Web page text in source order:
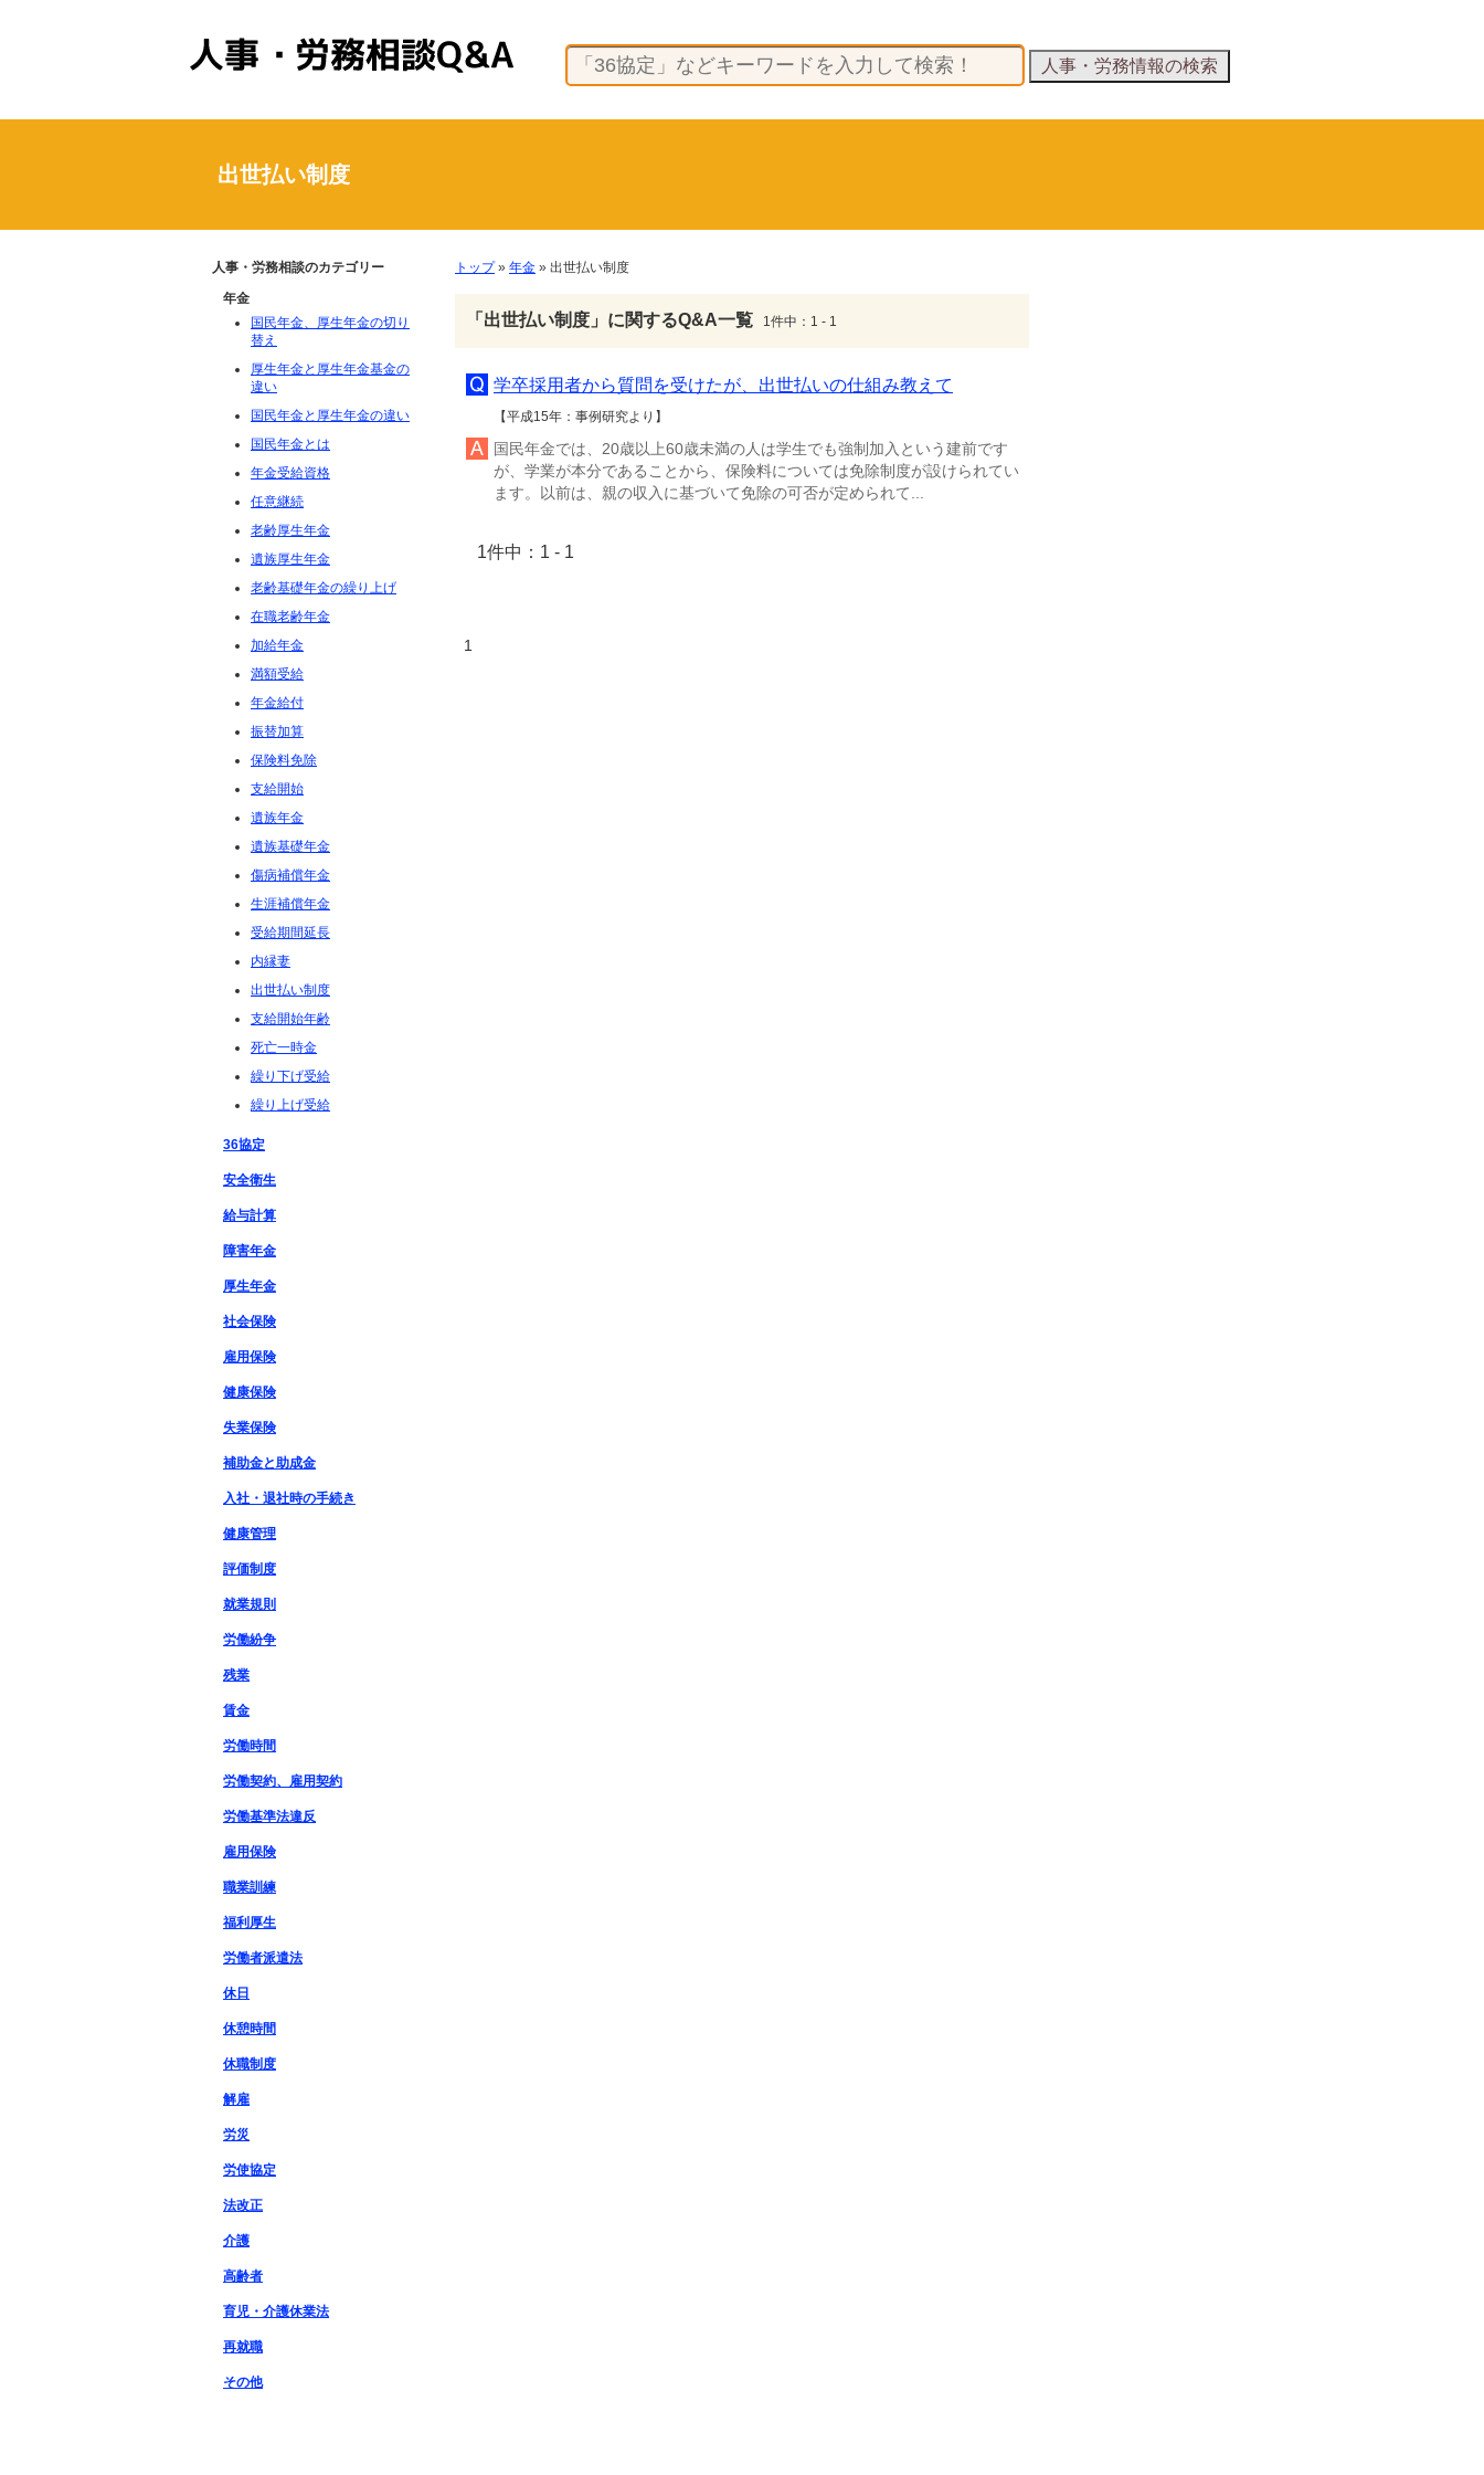
出世払い制度
人事・労務相談Q&A
トップ» 年金 » 出世払い制度
「出世払い制度」に関するQ&A一覧 1件中：1 - 1
学卒採用者から質問を受けたが、出世払いの仕組み教えて
【平成15年：事例研究より】
国民年金では、20歳以上60歳未満の人は学生でも強制加入という建前です
が、学業が本分であることから、保険料については免除制度が設けられてい
ます。以前は、親の収入に基づいて免除の可否が定められて...
1件中：1 - 1
1
人事・労務相談のカテゴリー
年金
国民年金、厚生年金の切り
替え
厚生年金と厚生年金基金の
違い
国民年金と厚生年金の違い
国民年金とは
年金受給資格
任意継続
老齢厚生年金
遺族厚生年金
老齢基礎年金の繰り上げ
在職老齢年金
加給年金
満額受給
年金給付
振替加算
保険料免除
支給開始
遺族年金
遺族基礎年金
傷病補償年金
生涯補償年金
受給期間延長
内縁妻
出世払い制度
支給開始年齢
死亡一時金
繰り下げ受給
繰り上げ受給
36協定
安全衛生
給与計算
障害年金
厚生年金
社会保険
雇用保険
健康保険
失業保険
補助金と助成金
入社・退社時の手続き
健康管理
評価制度
就業規則
労働紛争
残業
賃金
労働時間
労働契約、雇用契約
労働基準法違反
雇用保険
職業訓練
福利厚生
労働者派遣法
休日
休憩時間
休職制度
解雇
労災
労使協定
法改正
介護
高齢者
育児・介護休業法
再就職
その他